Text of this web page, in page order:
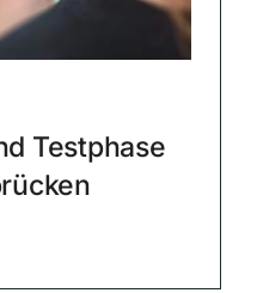
Testphase